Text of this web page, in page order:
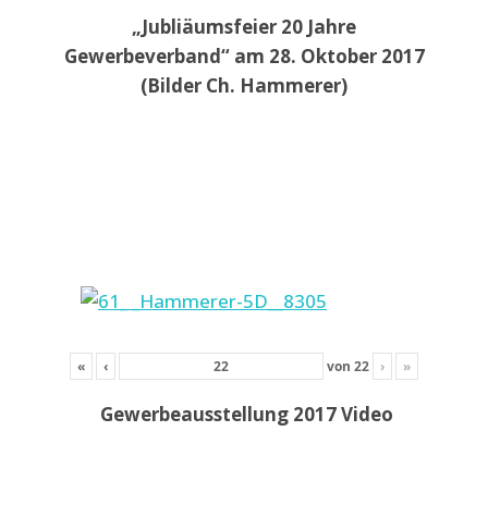
„Jubliäumsfeier 20 Jahre
Gewerbeverband“ am 28. Oktober 2017
(Bilder Ch. Hammerer)
« ‹ von 22 › »
Gewerbeausstellung 2017 Video